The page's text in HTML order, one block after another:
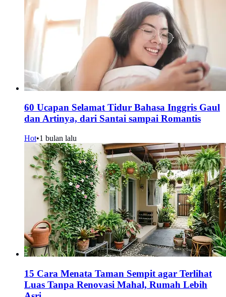
60 Ucapan Selamat Tidur Bahasa Inggris Gaul
dan Artinya, dari Santai sampai Romantis
Hot•1 bulan lalu
15 Cara Menata Taman Sempit agar Terlihat
Luas Tanpa Renovasi Mahal, Rumah Lebih